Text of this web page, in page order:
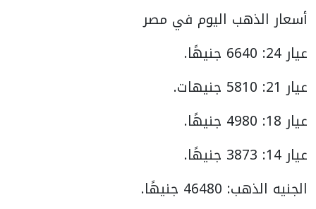
أسعار الذهب اليوم في مصر
عيار 24: 6640 جنيهًا.
عيار 21: 5810 جنيهات.
عيار 18: 4980 جنيهًا.
عيار 14: 3873 جنيهًا.
الجنيه الذهب: 46480 جنيهًا.